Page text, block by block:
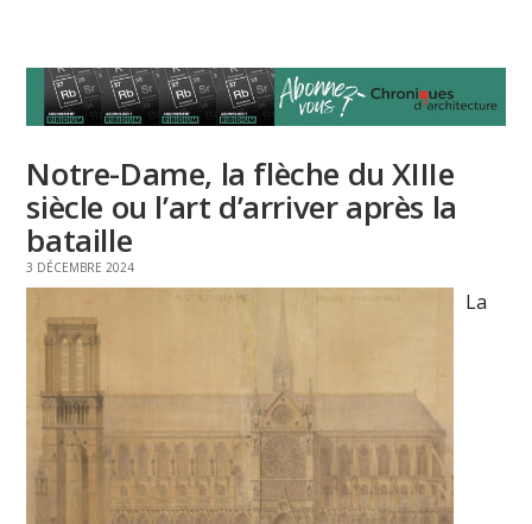
Notre-Dame, la flèche du XIIIe
siècle ou l’art d’arriver après la
bataille
3 DÉCEMBRE 2024
La